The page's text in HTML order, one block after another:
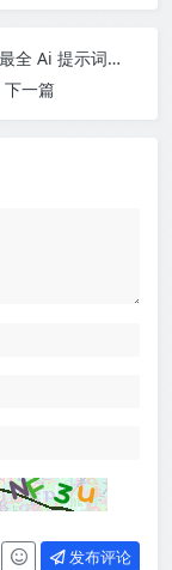
2026 最新最全 Ai 提示词合集（涵盖多领域、多平台）
下一篇
发布评论